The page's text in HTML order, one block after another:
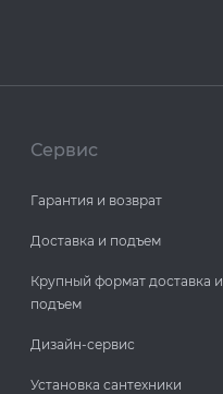
Сервис
Гарантия и возврат
Доставка и подъем
Крупный формат доставка и
подъем
Дизайн-сервис
Установка сантехники